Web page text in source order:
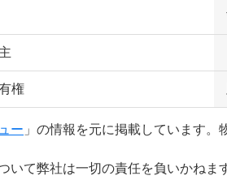
権
ー 」の情報を元に掲載しています
いて弊社は一切の責任を負いかねま